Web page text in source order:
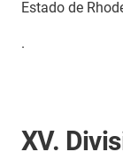
Estado de
.
XV.